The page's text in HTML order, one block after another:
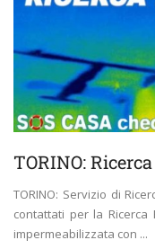
TORINO:
TORINO: Servizio di
contattati per la
impermeabilizzata con ...